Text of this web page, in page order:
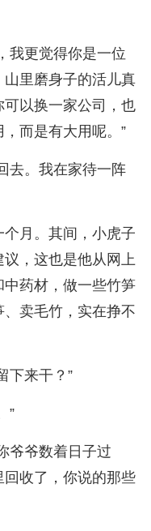
我更觉得你是一位
里磨身子的活儿真
以换一家公司，也
而是有大用呢。”
去。我在家待一阵
月。其间，小虎子
，这也是他从网上
药材，做一些竹笋
卖毛竹，实在挣不
下来干？”
”
爷爷数着日子过
收了，你说的那些